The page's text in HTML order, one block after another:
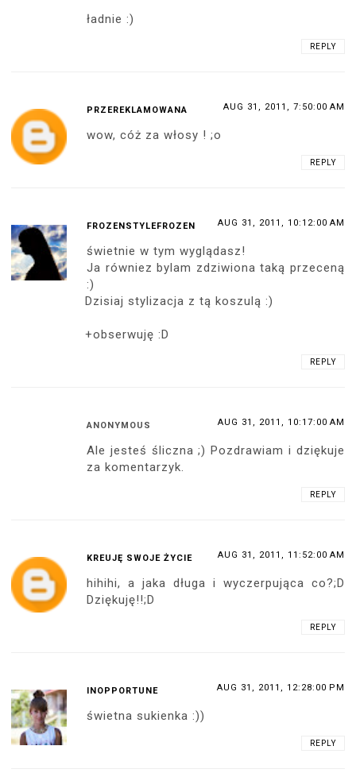
ładnie :)
REPLY
PRZEREKLAMOWANA AUG 31, 2011, 7:50:00 AM
wow, cóż za włosy ! ;o
REPLY
FROZENSTYLEFROZEN AUG 31, 2011, 10:12:00 AM
świetnie w tym wyglądasz!
Ja równiez bylam zdziwiona taką przeceną
:)
Dzisiaj stylizacja z tą koszulą :)
+obserwuję :D
REPLY
ANONYMOUS AUG 31, 2011, 10:17:00 AM
Ale jesteś śliczna ;) Pozdrawiam i dziękuje
za komentarzyk.
REPLY
KREUJĘ SWOJE ŻYCIE AUG 31, 2011, 11:52:00 AM
hihihi, a jaka długa i wyczerpująca co?;D
Dziękuję!!;D
REPLY
INOPPORTUNE AUG 31, 2011, 12:28:00 PM
świetna sukienka :))
REPLY